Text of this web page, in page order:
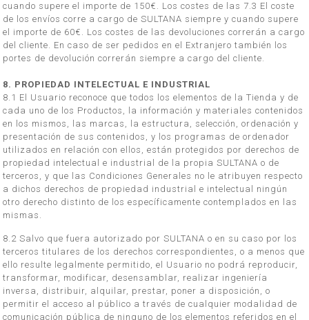
cuando supere el importe de 150€. Los costes de las 7.3 El coste
de los envíos corre a cargo de SULTANA siempre y cuando supere
el importe de 60€. Los costes de las devoluciones correrán a cargo
del cliente. En caso de ser pedidos en el Extranjero también los
portes de devolución correrán siempre a cargo del cliente.
8. PROPIEDAD INTELECTUAL E INDUSTRIAL
8.1 El Usuario reconoce que todos los elementos de la Tienda y de
cada uno de los Productos, la información y materiales contenidos
en los mismos, las marcas, la estructura, selección, ordenación y
presentación de sus contenidos, y los programas de ordenador
utilizados en relación con ellos, están protegidos por derechos de
propiedad intelectual e industrial de la propia SULTANA o de
terceros, y que las Condiciones Generales no le atribuyen respecto
a dichos derechos de propiedad industrial e intelectual ningún
otro derecho distinto de los específicamente contemplados en las
mismas.
8.2 Salvo que fuera autorizado por SULTANA o en su caso por los
terceros titulares de los derechos correspondientes, o a menos que
ello resulte legalmente permitido, el Usuario no podrá reproducir,
transformar, modificar, desensamblar, realizar ingeniería
inversa, distribuir, alquilar, prestar, poner a disposición, o
permitir el acceso al público a través de cualquier modalidad de
comunicación pública de ninguno de los elementos referidos en el